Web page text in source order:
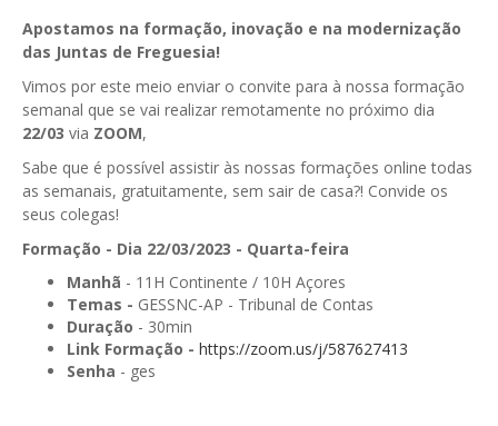
GESCanídeo
GESContPública
GESDocumental
GESEscola
Configurar Email
Eliminar Conta
Isenção de IVA
Submeter SAFT
Apostamos na formação, inovação e na modernização
das Juntas de Freguesia!
Vimos por este meio enviar o convite para à nossa formação
semanal que se vai realizar remotamente no próximo dia
22/03 via ZOOM,
Sabe que é possível assistir às nossas formações online todas
as semanais, gratuitamente, sem sair de casa?! Convide os
seus colegas!
Formação - Dia 22/03/2023 - Quarta-feira
Manhã - 11H Continente / 10H Açores
Temas - GESSNC-AP - Tribunal de Contas
Duração - 30min
Link Formação - https://zoom.us/j/587627413
Senha - ges